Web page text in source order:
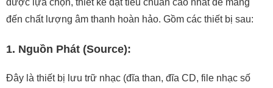
được lựa chọn, thiết kế đạt tiêu chuẩn cao nhất để mang
đến chất lượng âm thanh hoàn hảo. Gồm các thiết bị sau:
1. Nguồn Phát (Source):
Đây là thiết bị lưu trữ nhạc (đĩa than, đĩa CD, file nhạc số